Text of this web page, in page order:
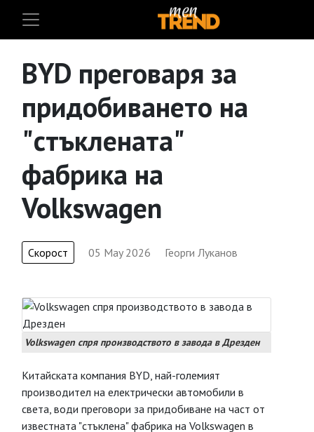
BYD преговаря за
придобиването на
"стъклената"
фабрика на
Volkswagen
Скорост 05 May 2026 Георги Луканов
Volkswagen спря производството в завода в Дрезден
Китайската компания BYD, най-големият
производител на електрически автомобили в
света, води преговори за придобиване на част от
известната "стъклена" фабрика на Volkswagen в